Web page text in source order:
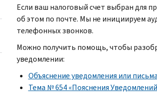
Если ваш налоговый счет выбран для
об этом по почте. Мы не инициируем
телефонных звонков.
Можно получить помощь, чтобы
уведомлении:
Объяснение уведомления или
Тема № 654 «Пояснения Уведомлений